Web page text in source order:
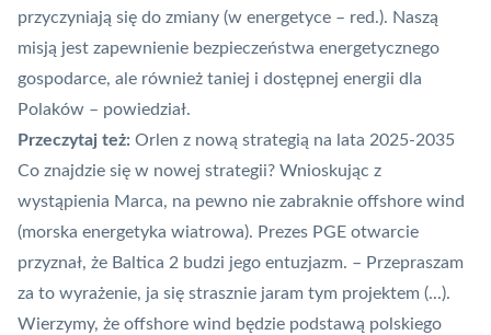
przyczyniają się do zmiany (w energetyce – red.). Naszą
misją jest zapewnienie bezpieczeństwa energetycznego
gospodarce, ale również taniej i dostępnej energii dla
Polaków – powiedział.
Przeczytaj też: Orlen z nową strategią na lata 2025-2035
Co znajdzie się w nowej strategii? Wnioskując z
wystąpienia Marca, na pewno nie zabraknie offshore wind
(morska energetyka wiatrowa). Prezes PGE otwarcie
przyznał, że Baltica 2 budzi jego entuzjazm. – Przepraszam
za to wyrażenie, ja się strasznie jaram tym projektem (...).
Wierzymy, że offshore wind będzie podstawą polskiego